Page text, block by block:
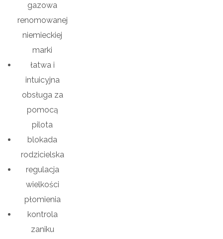
gazowa
renomowanej
niemieckiej
marki
łatwa i
intuicyjna
obsługa za
pomocą
pilota
blokada
rodzicielska
regulacja
wielkości
płomienia
kontrola
zaniku